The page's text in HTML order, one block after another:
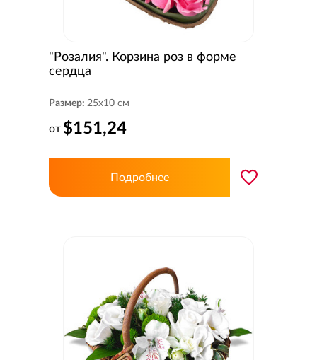
"Розалия". Корзина роз в форме
сердца
Размер: 25x10 см
от $151,24
Подробнее